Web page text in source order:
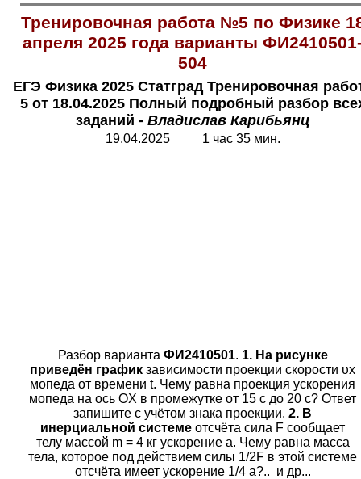
Тренировочная работа №5 по Физике
апреля 2025 года варианты
504
ЕГЭ Физика 2025 Статград Тренировочная
5 от 18.04.2025 Полный подробный разбор
заданий - Владислав Карибьянц
19.04.2025 1 час 35 мин.
Разбор варианта ФИ2410501. 1. На рисунке
приведён график зависимости проекции скорости υх
мопеда от времени t. Чему равна проекция ускорения
мопеда на ось OX в промежутке от 15 с до 20 с? Ответ
запишите с учётом знака проекции. 2. В
инерциальной системе отсчёта сила F сообщает
телу массой m = 4 кг ускорение а. Чему равна масса
тела, которое под действием силы 1/2F в этой системе
отсчёта имеет ускорение 1/4 а?.. и др...